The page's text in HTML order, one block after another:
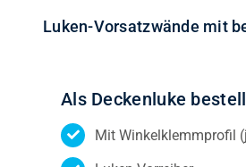
Luken-Vorsatzwände mit
Als Deckenluke
Mit Winkelklemmprofil